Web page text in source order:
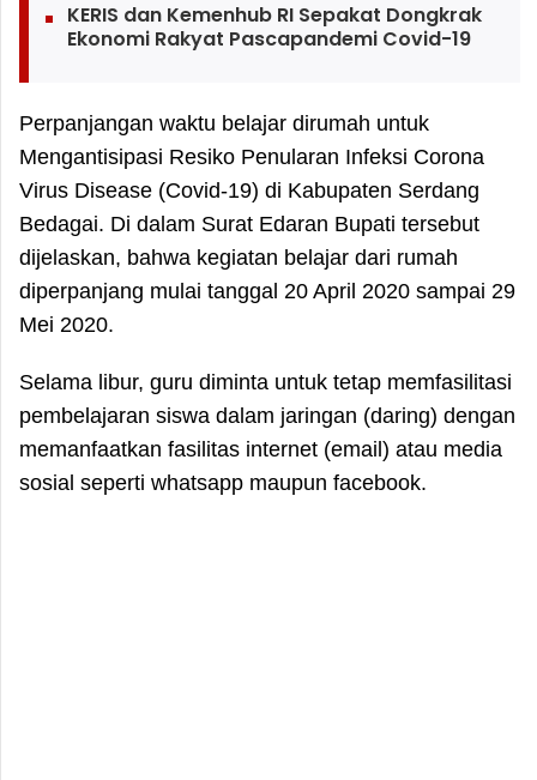
KERIS dan Kemenhub RI Sepakat Dongkrak
Ekonomi Rakyat Pascapandemi Covid-19
Perpanjangan waktu belajar dirumah untuk
Mengantisipasi Resiko Penularan Infeksi Corona
Virus Disease (Covid-19) di Kabupaten Serdang
Bedagai. Di dalam Surat Edaran Bupati tersebut
dijelaskan, bahwa kegiatan belajar dari rumah
diperpanjang mulai tanggal 20 April 2020 sampai 29
Mei 2020.
Selama libur, guru diminta untuk tetap memfasilitasi
pembelajaran siswa dalam jaringan (daring) dengan
memanfaatkan fasilitas internet (email) atau media
sosial seperti whatsapp maupun facebook.